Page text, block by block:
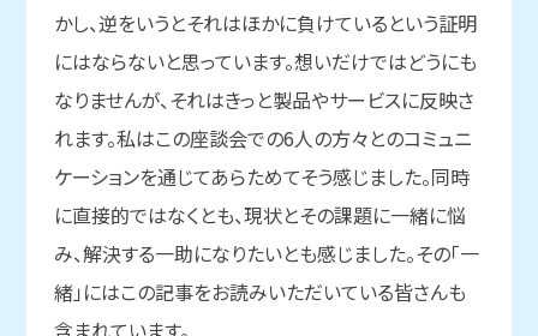
かし、逆をいうとそれはほかに負けているという証明
にはならないと思っています。想いだけではどうにも
なりませんが、それはきっと製品やサービスに反映さ
れます。私はこの座談会での6人の方々とのコミュニ
ケーションを通じてあらためてそう感じました。同時
に直接的ではなくとも、現状とその課題に一緒に悩
み、解決する一助になりたいとも感じました。その「一
緒」にはこの記事をお読みいただいている皆さんも
含まれています。